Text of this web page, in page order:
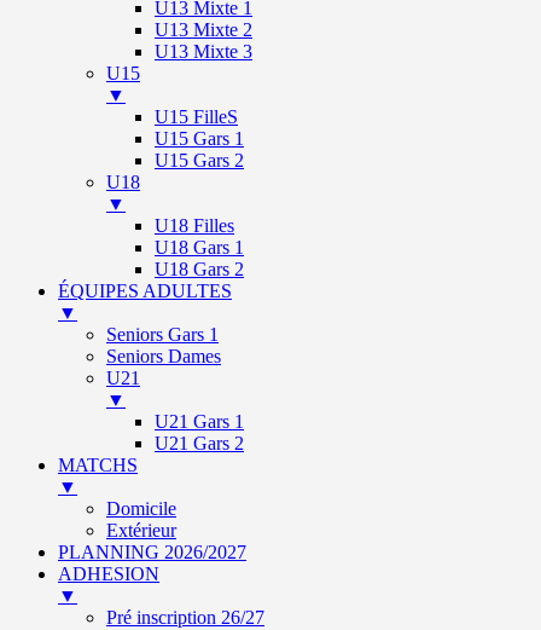
U13 Mixte 1
U13 Mixte 2
U13 Mixte 3
U15
▼
U15 FilleS
U15 Gars 1
U15 Gars 2
U18
▼
U18 Filles
U18 Gars 1
U18 Gars 2
ÉQUIPES ADULTES
▼
Seniors Gars 1
Seniors Dames
U21
▼
U21 Gars 1
U21 Gars 2
MATCHS
▼
Domicile
Extérieur
PLANNING 2026/2027
ADHESION
▼
Pré inscription 26/27